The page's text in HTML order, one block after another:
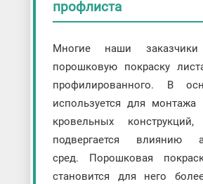
профлиста
Многие наши
порошковую покраску
профилированного. В
используется для монтажа
кровельных
подвергается влиянию
сред. Порошковая
становится для него